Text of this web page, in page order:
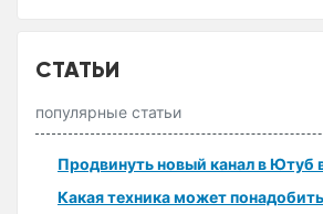
СТАТЬИ
популярные статьи
Продвинуть новый канал в Ютуб
Какая техника может